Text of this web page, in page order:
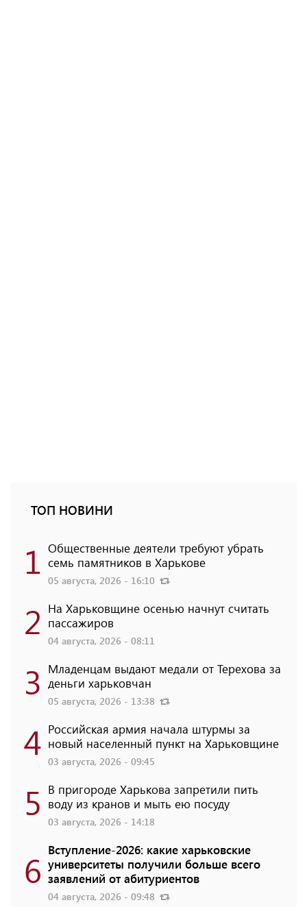
ТОП НОВИНИ
1 Общественные деятели требуют убрать
семь памятников в Харькове
05 августа, 2026 - 16:10
2 На Харьковщине осенью начнут считать
пассажиров
04 августа, 2026 - 08:11
3 Младенцам выдают медали от Терехова за
деньги харьковчан
05 августа, 2026 - 13:38
4 Российская армия начала штурмы за
новый населенный пункт на Харьковщине
03 августа, 2026 - 09:45
5 В пригороде Харькова запретили пить
воду из кранов и мыть ею посуду
03 августа, 2026 - 14:18
6 Вступление-2026: какие харьковские
университеты получили больше всего
заявлений от абитуриентов
04 августа, 2026 - 09:48